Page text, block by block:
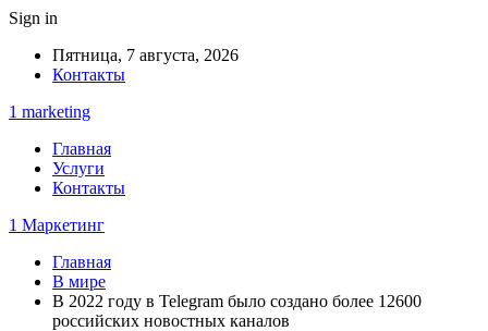
Sign in
Пятница, 7 августа, 2026
Контакты
1 marketing
Главная
Услуги
Контакты
1 Маркетинг
Главная
В мире
В 2022 году в Telegram было создано более 12600
российских новостных каналов